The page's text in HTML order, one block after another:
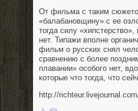
От фильма с таким
«балабановщину» с ее
тогда силу
нет. Типажи вполне
фильм о русских снял
сравнению с более
плавании» особого нет,
которые что тогда, что
http://